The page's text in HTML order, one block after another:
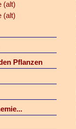
(alt)
(alt)
Pflanzen